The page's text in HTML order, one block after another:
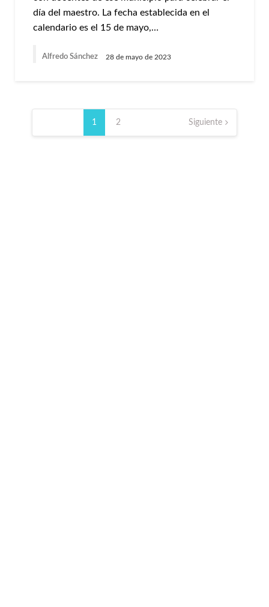
día del maestro. La fecha establecida en el
calendario es el 15 de mayo,…
Alfredo Sánchez 28 de mayo de 2023
Paginación
1 2 Siguiente